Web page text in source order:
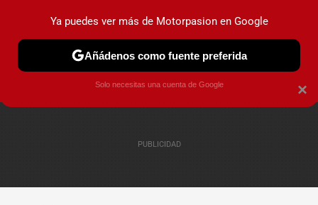
PRUEBAS COCHES ELÉCTRICOS OBSERVATORIO
×
Ya puedes ver más de Motorpasion en Google
Añádenos como fuente preferida
Solo necesitas una cuenta de Google